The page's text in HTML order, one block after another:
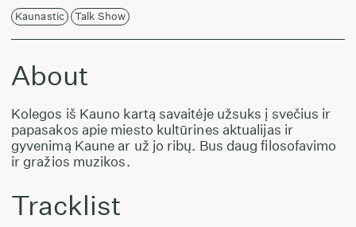
Kaunastic Talk Show
About
Kolegos iš Kauno kartą savaitėje užsuks į svečius ir
papasakos apie miesto kultūrines aktualijas ir
gyvenimą Kaune ar už jo ribų. Bus daug filosofavimo
ir gražios muzikos.
Tracklist